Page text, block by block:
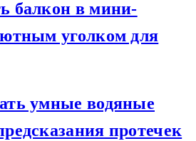
балкон в мини-
уголком для
умные водяные
протечек